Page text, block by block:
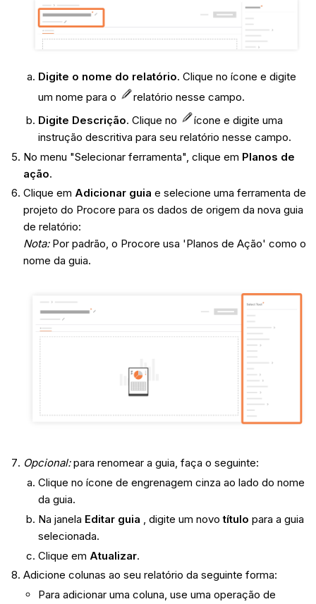
Digite o nome do relatório. Clique no ícone e digite
um nome para o
relatório nesse campo.
Digite Descrição. Clique no
ícone e digite uma
instrução descritiva para seu relatório nesse campo.
No menu "Selecionar ferramenta", clique em Planos de
ação.
Clique em Adicionar guia e selecione uma ferramenta de
projeto do Procore para os dados de origem da nova guia
de relatório:
Nota: Por padrão, o Procore usa 'Planos de Ação' como o
nome da guia.
Opcional:para renomear a guia, faça o seguinte:
Clique no ícone de engrenagem cinza ao lado do nome
da guia.
Na janela Editar guia , digite um novotítulo para a guia
selecionada.
Clique em Atualizar.
Adicione colunas ao seu relatório da seguinte forma:
Para adicionar uma coluna, use uma operação de